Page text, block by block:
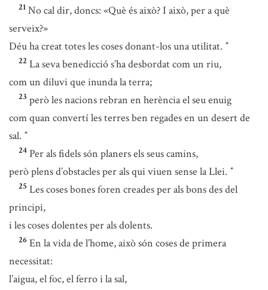
21 No cal dir, doncs: «Què és això? I això, per a què
serveix?»
Déu ha creat totes les coses donant-los una utilitat. *
22 La seva benedicció s’ha desbordat com un riu,
com un diluvi que inunda la terra;
23 però les nacions rebran en herència el seu enuig
com quan convertí les terres ben regades en un desert de
sal. *
24 Per als fidels són planers els seus camins,
però plens d’obstacles per als qui viuen sense la Llei. *
25 Les coses bones foren creades per als bons des del
principi,
i les coses dolentes per als dolents.
26 En la vida de l’home, això són coses de primera
necessitat:
l’aigua, el foc, el ferro i la sal,